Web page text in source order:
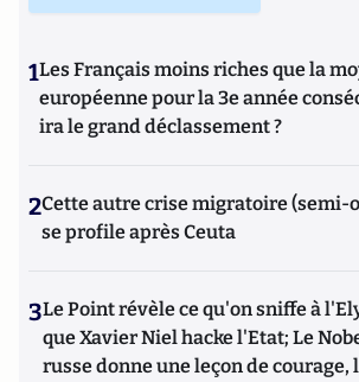
1Les Français moins riches que la
européenne pour la 3e année
ira le grand déclassement ?
2Cette autre crise migratoire (semi-
se profile après Ceuta
3Le Point révèle ce qu'on sniffe à
que Xavier Niel hacke l'Etat; Le
russe donne une leçon de courage,